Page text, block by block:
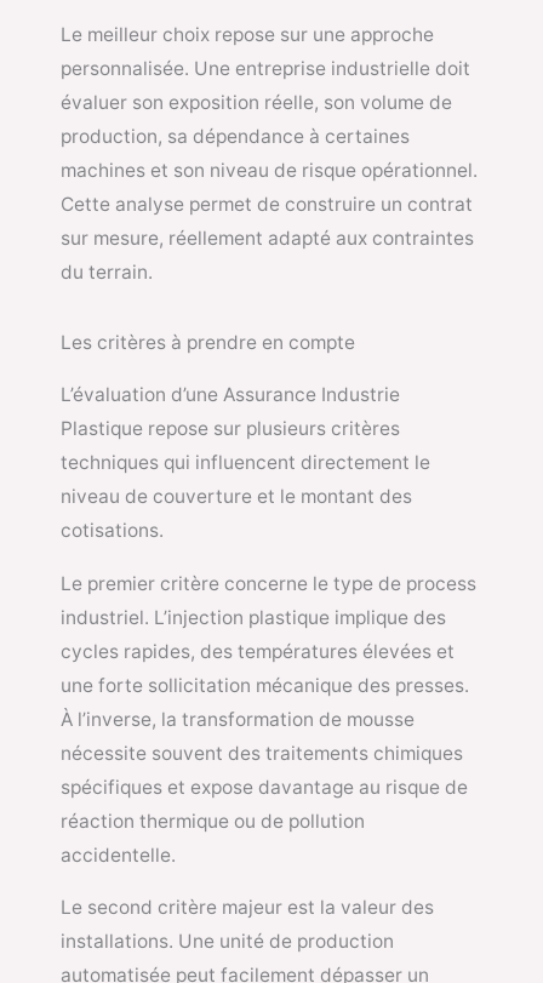
Le meilleur choix repose sur une approche
personnalisée. Une entreprise industrielle doit
évaluer son exposition réelle, son volume de
production, sa dépendance à certaines
machines et son niveau de risque opérationnel.
Cette analyse permet de construire un contrat
sur mesure, réellement adapté aux contraintes
du terrain.
Les critères à prendre en compte
L’évaluation d’une Assurance Industrie
Plastique repose sur plusieurs critères
techniques qui influencent directement le
niveau de couverture et le montant des
cotisations.
Le premier critère concerne le type de process
industriel. L’injection plastique implique des
cycles rapides, des températures élevées et
une forte sollicitation mécanique des presses.
À l’inverse, la transformation de mousse
nécessite souvent des traitements chimiques
spécifiques et expose davantage au risque de
réaction thermique ou de pollution
accidentelle.
Le second critère majeur est la valeur des
installations. Une unité de production
automatisée peut facilement dépasser un